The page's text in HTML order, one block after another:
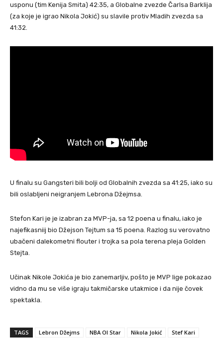
usponu (tim Kenija Smita) 42:35, a Globalne zvezde Čarlsa Barklija
(za koje je igrao Nikola Jokić) su slavile protiv Mladih zvezda sa
41:32.
U finalu su Gangsteri bili bolji od Globalnih zvezda sa 41:25, iako su
bili oslabljeni neigranjem Lebrona Džejmsa.
Stefon Kari je je izabran za MVP-ja, sa 12 poena u finalu, iako je
najefikasniij bio Džejson Tejtum sa 15 poena. Razlog su verovatno
ubačeni dalekometni flouter i trojka sa pola terena pleja Golden
Stejta.
Učinak Nikole Jokića je bio zanemarljiv, pošto je MVP lige pokazao
vidno da mu se više igraju takmičarske utakmice i da nije čovek
spektakla.
TAGS Lebron Džejms NBA Ol Star Nikola Jokić Stef Kari